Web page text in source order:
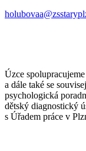
Úzce
a dále také se
psychologická
dětský diagnostický
s Úřadem práce v